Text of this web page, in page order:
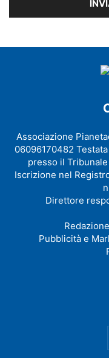
Associazione
06096170482
presso il
Iscrizione nel
Direttore
Pubblicità e